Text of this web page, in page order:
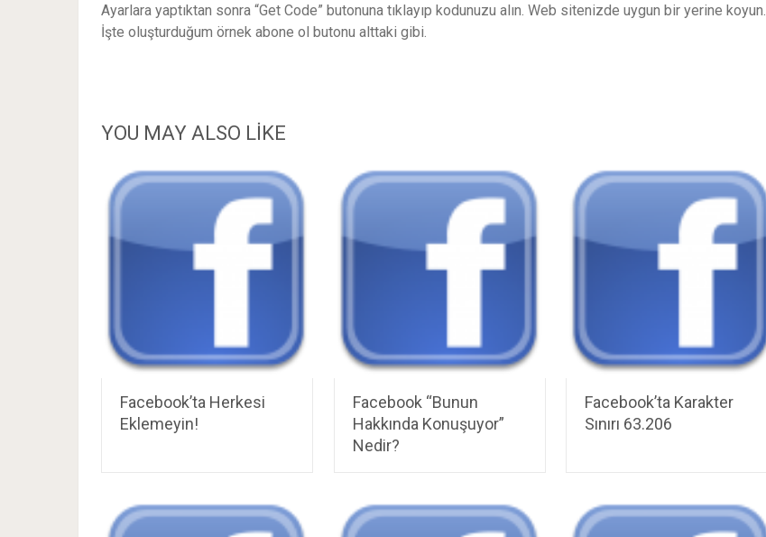
Ayarlara yaptıktan sonra “Get Code” butonuna tıklayıp kodunuzu alın. Web sitenizde uygun bir yerine koyun.
İşte oluşturduğum örnek abone ol butonu alttaki gibi.
YOU MAY ALSO LIKE
Facebook’ta Herkesi
Eklemeyin!
Facebook “Bunun
Hakkında Konuşuyor”
Nedir?
Facebook’ta Karakter
Sınırı 63.206